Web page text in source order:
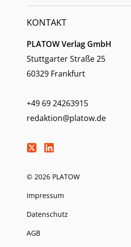
KONTAKT
PLATOW Verlag GmbH
Stuttgarter Straße 25
60329 Frankfurt
+49 69 24263915
redaktion@platow.de
© 2026 PLATOW
Impressum
Datenschutz
AGB